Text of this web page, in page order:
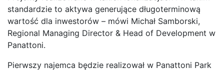
standardzie to aktywa generujące długoterminową
wartość dla inwestorów – mówi Michał Samborski,
Regional Managing Director & Head of Development w
Panattoni.
Pierwszy najemca będzie realizował w Panattoni Park